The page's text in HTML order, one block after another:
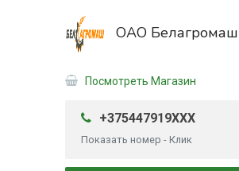
ОАО Белагромаш
Посмотреть Магазин
+375447919XXX
Показать номер - Клик